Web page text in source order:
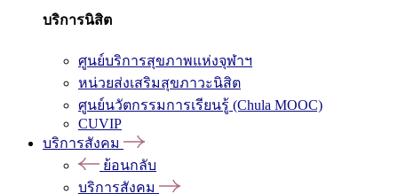
บริการนิสิต
ศูนย์บริการสุขภาพแห่งจุฬาฯ
หน่วยส่งเสริมสุขภาวะนิสิต
ศูนย์นวัตกรรมการเรียนรู้ (Chula MOOC)
CUVIP
บริการสังคม
ย้อนกลับ
บริการสังคม